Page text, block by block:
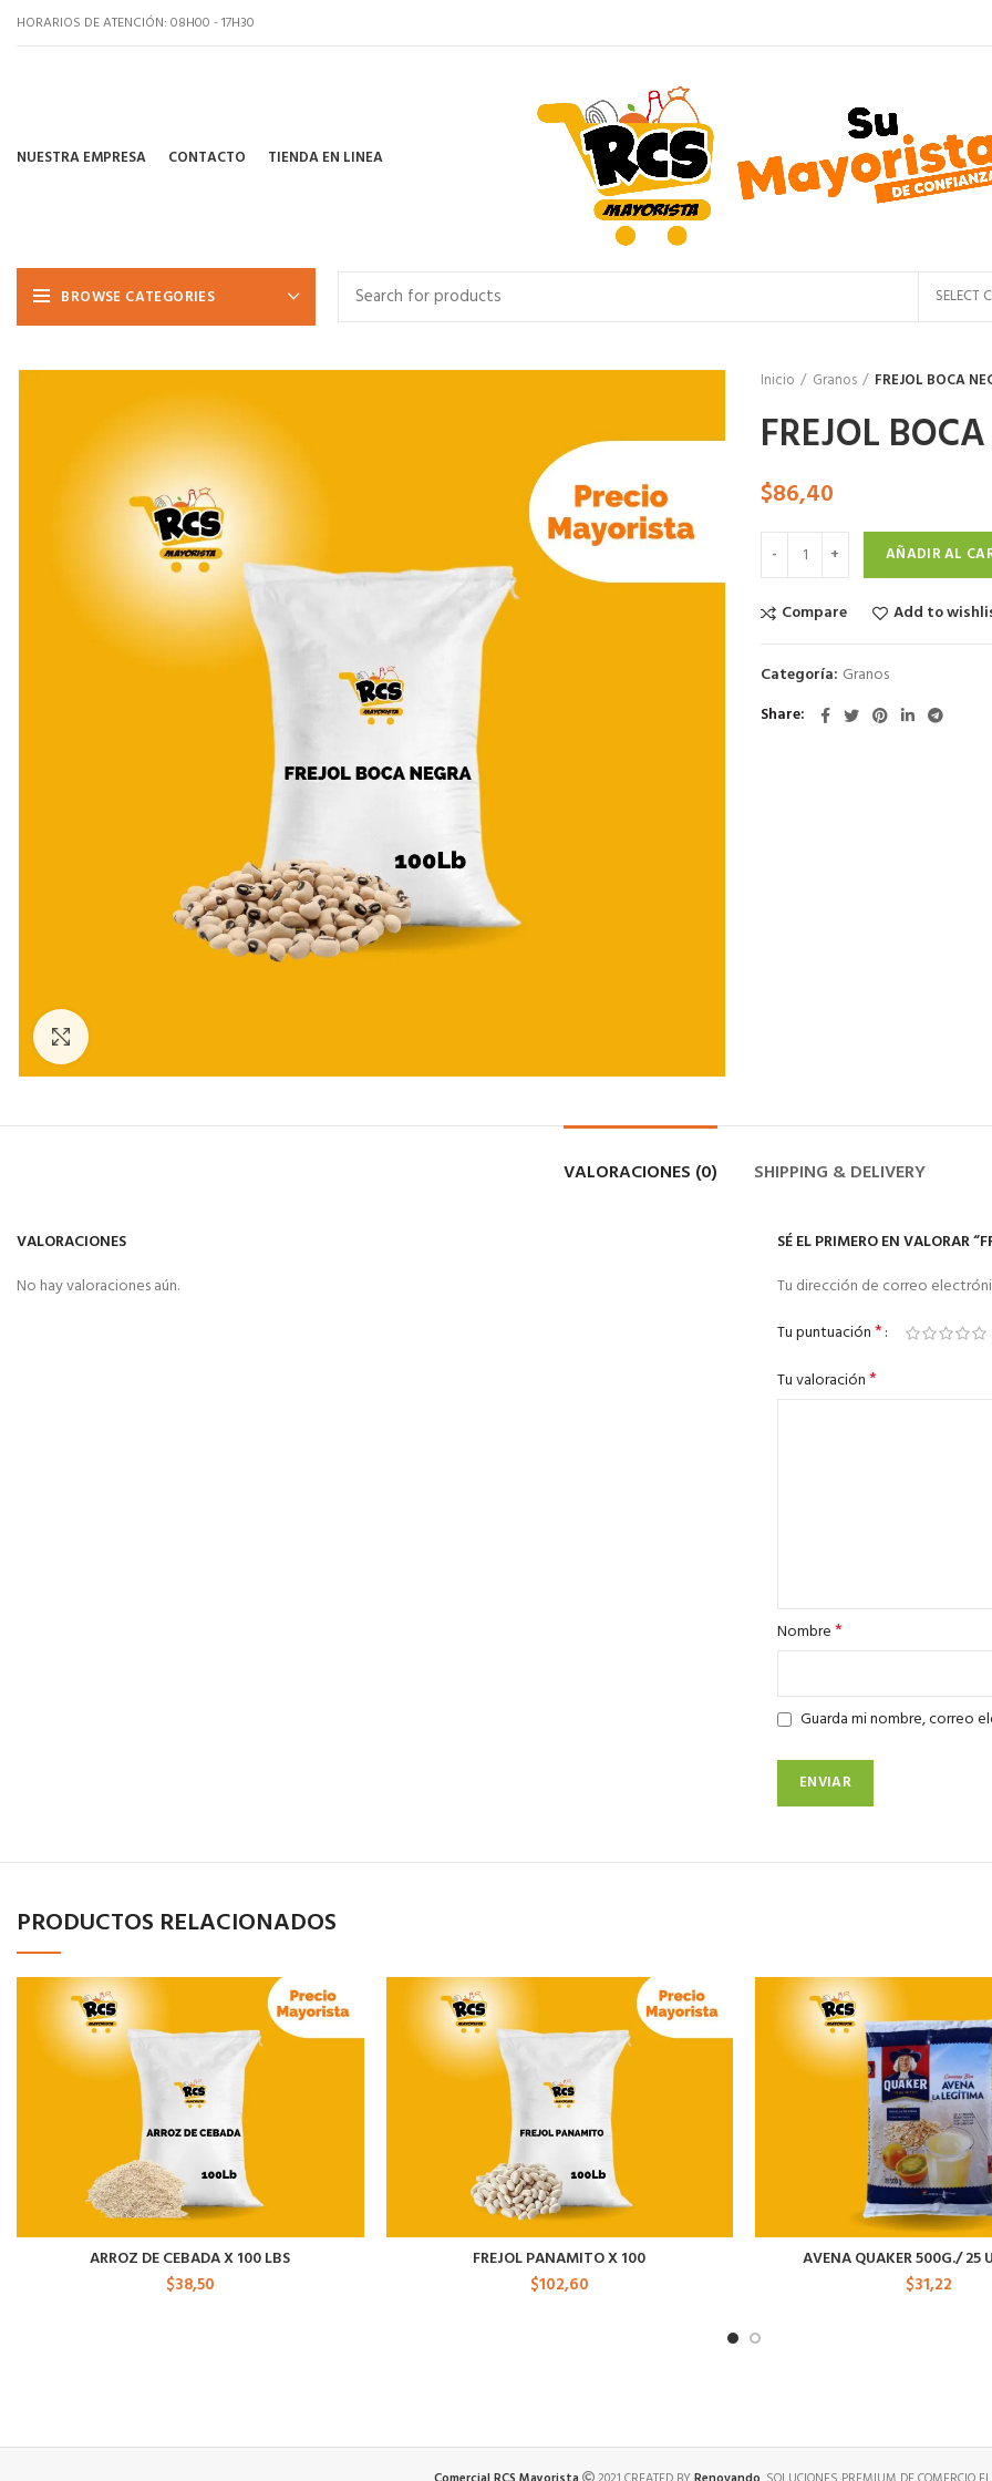
HORARIOS DE ATENCIÓN: 08H00 - 17H30
NUESTRA EMPRESA CONTACTO TIENDA EN LINEA
BROWSE CATEGORIES SELECT
Inicio Granos FREJOL BOCA
FREJOL
$86,40
AÑADIR AL
Compare Add to
Categoría: Granos
Share
VALORACIONES (0) SHIPPING & DELIVERY
VALORACIONES
No hay valoraciones aún.
SÉ EL PRIMERO EN VALORAR
Tu dirección de correo
Tu puntuación*
Tu valoración*
Nombre*
Guarda mi nombre, correo
PRODUCTOS RELACIONADOS
ARROZ DE CEBADA X 100 LBS
$38,50
FREJOL PANAMITO X 100
$102,60
AVENA QUAKER 500G./ 25
$31,22